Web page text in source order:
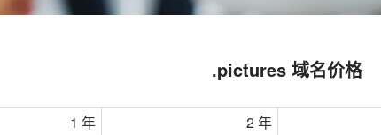
.pictures 域名价格
1 年 2 年